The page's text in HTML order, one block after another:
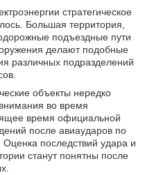
стратегическое
Большая территория,
подъездные пути
делают подобные
различных подразделений
объекты нередко
во время
время официальной
после авиаударов по
последствий удара и
станут понятны после